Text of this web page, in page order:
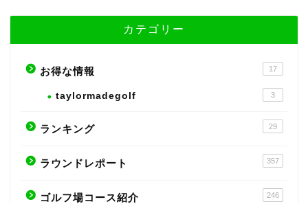
カテゴリー
お得な情報 17
taylormadegolf 3
ランキング 29
ラウンドレポート 357
ゴルフ場コース紹介 246